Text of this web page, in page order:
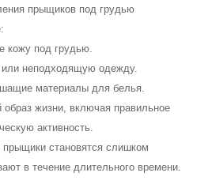
прыщиков под грудью
кожу под грудью.
или неподходящую одежду.
материалы для белья.
жизни, включая правильное
активность.
прыщики становятся слишком
в течение длительного времени.